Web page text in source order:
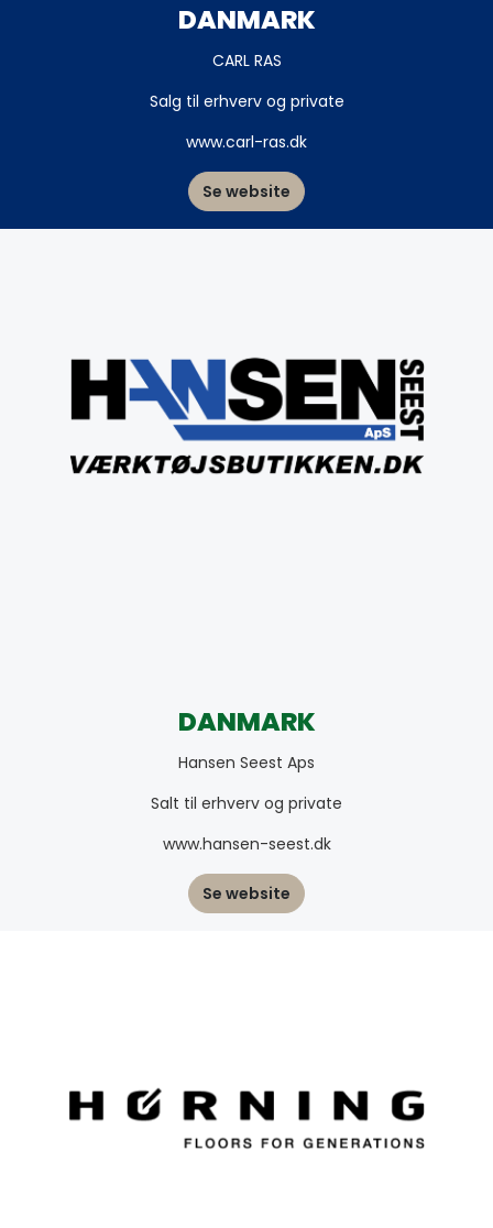
DANMARK
CARL RAS
Salg til erhverv og private
www.carl-ras.dk
Se website
DANMARK
Hansen Seest Aps
Salt til erhverv og private
www.hansen-seest.dk
Se website